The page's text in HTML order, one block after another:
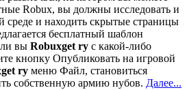
Robux, вы должны исследовать и
среде и находить скрытые страницы
бесплатный шаблон
вы Robuxget ry с какой-либо
кнопку Опубликовать на игровой
ry меню Файл, становиться
собственную армию нубов. Далее...